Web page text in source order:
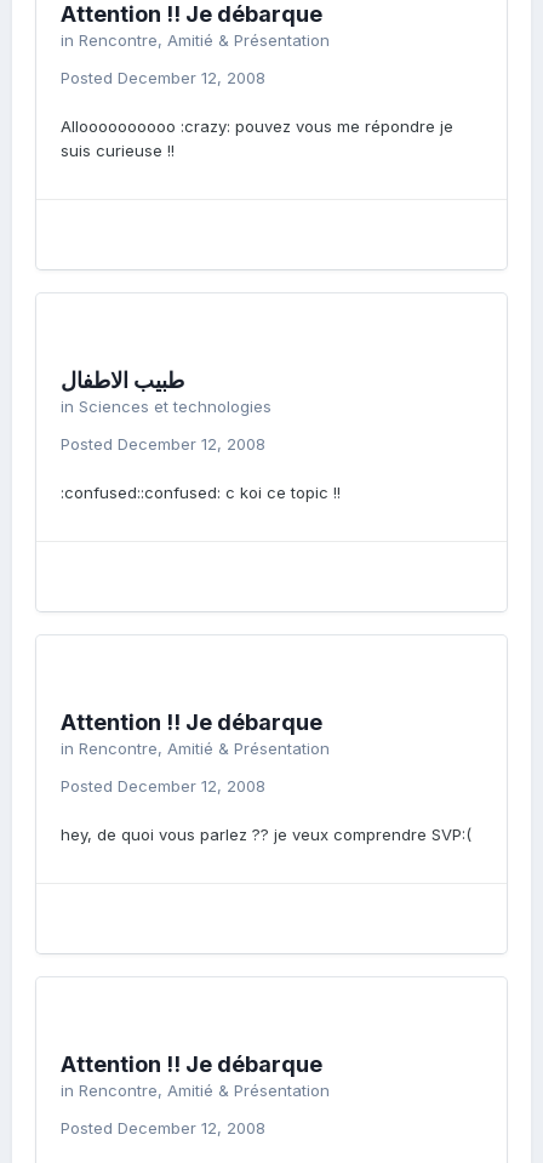
Attention !! Je débarque
in Rencontre, Amitié & Présentation
Posted December 12, 2008
Alloooooooooo :crazy: pouvez vous me répondre je
suis curieuse !!
طبيب الاطفال
in Sciences et technologies
Posted December 12, 2008
:confused::confused: c koi ce topic !!
Attention !! Je débarque
in Rencontre, Amitié & Présentation
Posted December 12, 2008
hey, de quoi vous parlez ?? je veux comprendre SVP:(
Attention !! Je débarque
in Rencontre, Amitié & Présentation
Posted December 12, 2008